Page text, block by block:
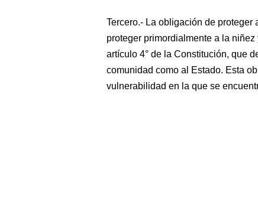
Tercero.- La obligación de
proteger primordialmente a la
artículo 4° de la Constitución, que
comunidad como al Estado. Esta
vulnerabilidad en la que se